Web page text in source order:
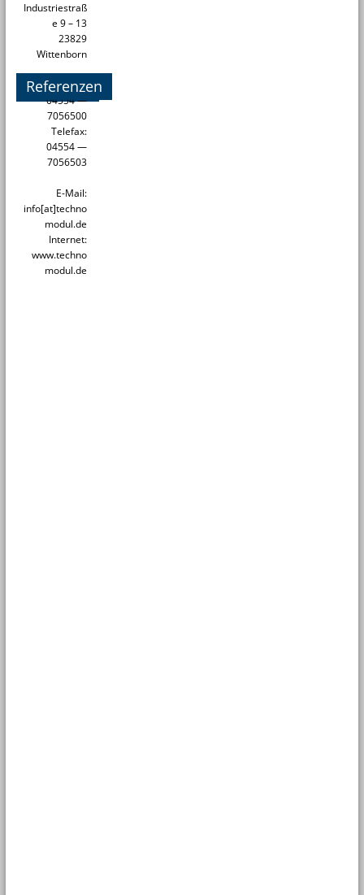
Industriestraß
e 9 – 13
23829
Wittenborn
Telefon:
04554 —
7056500
Telefax:
04554 —
7056503
E-Mail:
info[at]techno
modul.de
Internet:
www.techno
modul.de
Referenzen